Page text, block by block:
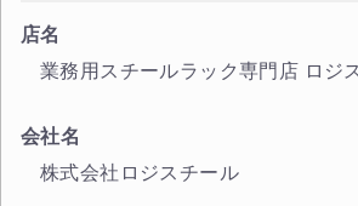
店名
業務用スチールラック専門店 ロジ
会社名
株式会社ロジスチール